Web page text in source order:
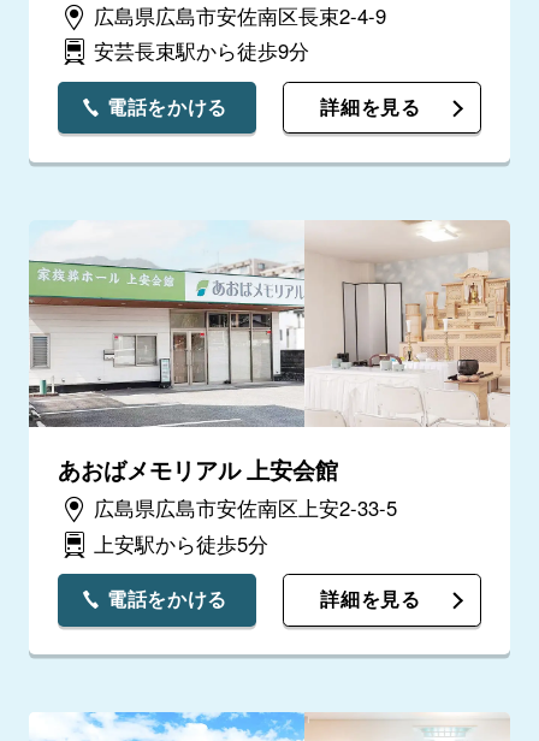
広島県広島市安佐南区長束2-4-9
安芸長束駅から徒歩9分
電話をかける 詳細を見る
あおばメモリアル 上安会館
広島県広島市安佐南区上安2-33-5
上安駅から徒歩5分
電話をかける 詳細を見る